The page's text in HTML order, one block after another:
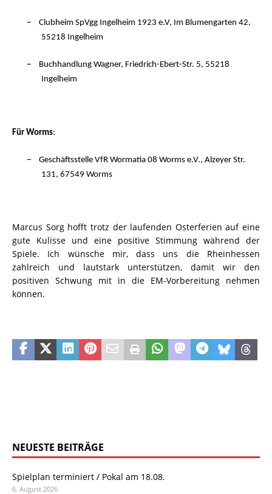
–
Clubheim SpVgg Ingelheim 1923 e.V, Im Blumengarten 42,
55218 Ingelheim
–
Buchhandlung Wagner, Friedrich-Ebert-Str. 5, 55218
Ingelheim
Für Worms:
–
Geschäftsstelle VfR Wormatia 08 Worms e.V., Alzeyer Str.
131, 67549 Worms
Marcus Sorg hofft trotz der laufenden Osterferien auf eine
gute Kulisse und eine positive Stimmung während der
Spiele. Ich wünsche mir, dass uns die Rheinhessen
zahlreich und lautstark unterstützen, damit wir den
positiven Schwung mit in die EM-Vorbereitung nehmen
können.
NEUESTE BEITRÄGE
Spielplan terminiert / Pokal am 18.08.
6. August 2026